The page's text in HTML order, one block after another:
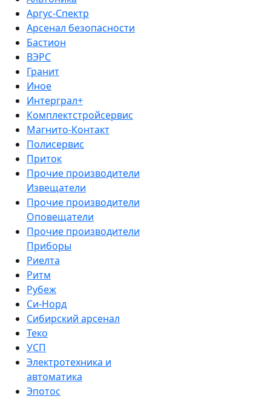
Аргус-Спектр
Арсенал безопасности
Бастион
ВЭРС
Гранит
Иное
Интерграл+
Комплектстройсервис
Магнито-Контакт
Полисервис
Приток
Прочие производители
Извещатели
Прочие производители
Оповещатели
Прочие производители
Приборы
Риелта
Ритм
Рубеж
Си-Норд
Сибирский арсенал
Теко
УСП
Электротехника и
автоматика
Эпотос